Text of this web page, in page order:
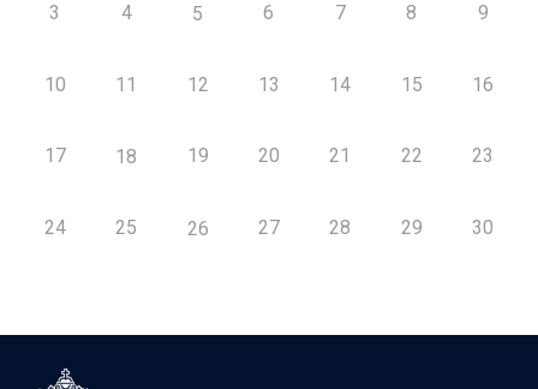
3 4 5 6 7 8 9
10 11 12 13 14 15 16
17 18 19 20 21 22 23
24 25 26 27 28 29 30